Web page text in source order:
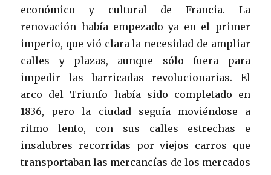
económico y cultural de Francia. La
renovación había empezado ya en el primer
imperio, que vió clara la necesidad de ampliar
calles y plazas, aunque sólo fuera para
impedir las barricadas revolucionarias. El
arco del Triunfo había sido completado en
1836, pero la ciudad seguía moviéndose a
ritmo lento, con sus calles estrechas e
insalubres recorridas por viejos carros que
transportaban las mercancías de los mercados